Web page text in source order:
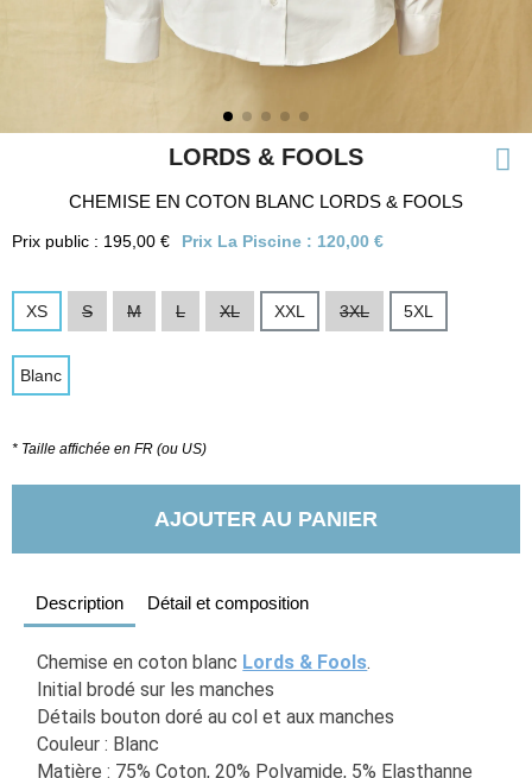
LORDS & FOOLS
CHEMISE EN COTON BLANC LORDS & FOOLS
Prix public : 195,00 € Prix La Piscine : 120,00 €
XS S M L XL XXL 3XL 5XL
Blanc
* Taille affichée en FR (ou US)
AJOUTER AU PANIER
Description Détail et composition
Chemise en coton blanc Lords & Fools.
Initial brodé sur les manches
Détails bouton doré au col et aux manches
Couleur : Blanc
Matière : 75% Coton, 20% Polyamide, 5% Elasthanne